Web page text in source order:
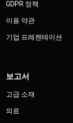
GDPR 정책
이용 약관
기업 프레젠테이션
보고서
고급 소재
의료